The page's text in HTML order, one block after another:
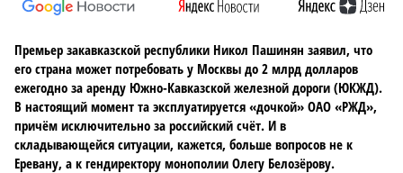
Премьер закавказской республики Никол Пашинян заявил, что
его страна может потребовать у Москвы до 2 млрд долларов
ежегодно за аренду Южно-Кавказской железной дороги (ЮКЖД).
В настоящий момент та эксплуатируется «дочкой» ОАО «РЖД»,
причём исключительно за российский счёт. И в
складывающейся ситуации, кажется, больше вопросов не к
Еревану, а к гендиректору монополии Олегу Белозёрову.